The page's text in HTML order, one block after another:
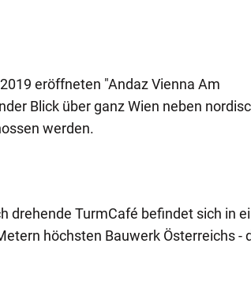
eröffneten "Andaz Vienna Am
Blick über ganz Wien neben
werden.
drehende TurmCafé befindet sich in
höchsten Bauwerk Österreichs -